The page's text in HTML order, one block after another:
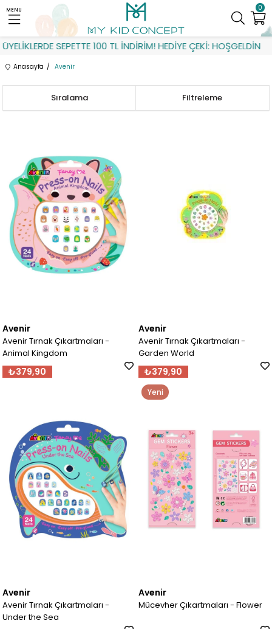
SEPETTE 100 TL İNDİRİM! HEDİYE ÇEKİ: HOŞGELDİN
0
MENU
Anasayfa Avenir
Filtreleme
Sıralama
Avenir
Avenir Tırnak Çıkartmaları -
Animal Kingdom
₺379,90
Avenir
Avenir Tırnak Çıkartmaları -
Garden World
₺379,90
Avenir
Avenir Tırnak Çıkartmaları -
Under the Sea
Avenir
Mücevher Çıkartmaları - Flower
Yeni